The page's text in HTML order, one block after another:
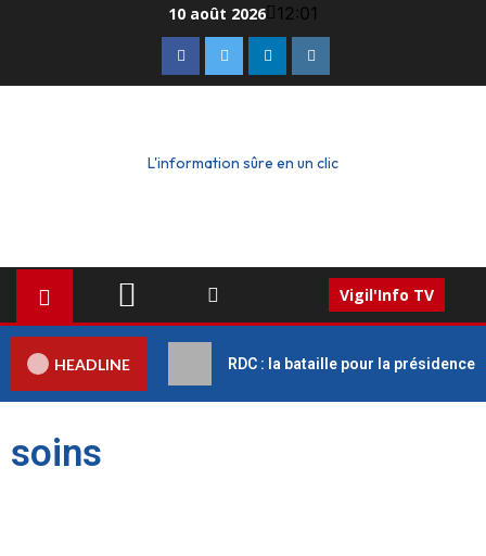
10 août 2026 12:01
L'information sûre en un clic
Vigil'Info TV
HEADLINE RDC : la bataille pour la présidence
soins